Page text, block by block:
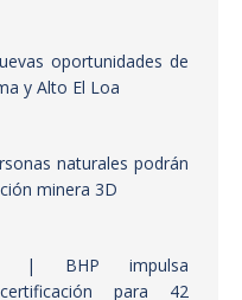
oportunidades de
y Alto El Loa
naturales podrán
minera 3D
| BHP impulsa
para 42